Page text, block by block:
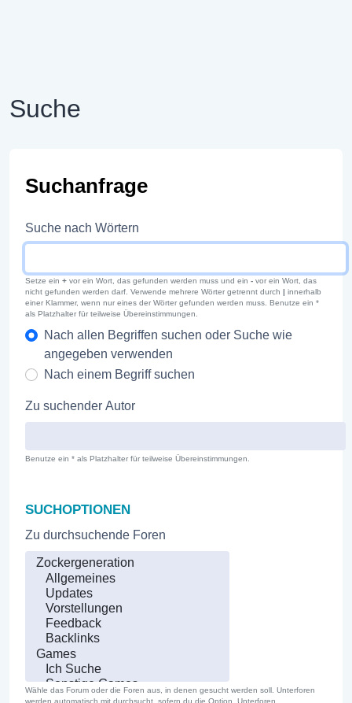
Suche
Suchanfrage
Suche nach Wörtern
Setze ein + vor ein Wort, das gefunden werden muss und ein - vor ein Wort, das
nicht gefunden werden darf. Verwende mehrere Wörter getrennt durch | innerhalb
einer Klammer, wenn nur eines der Wörter gefunden werden muss. Benutze ein *
als Platzhalter für teilweise Übereinstimmungen.
Nach allen Begriffen suchen oder Suche wie
angegeben verwenden
Nach einem Begriff suchen
Zu suchender Autor
Benutze ein * als Platzhalter für teilweise Übereinstimmungen.
SUCHOPTIONEN
Zu durchsuchende Foren
Wähle das Forum oder die Foren aus, in denen gesucht werden soll. Unterforen
werden automatisch mit durchsucht, sofern du die Option „Unterforen